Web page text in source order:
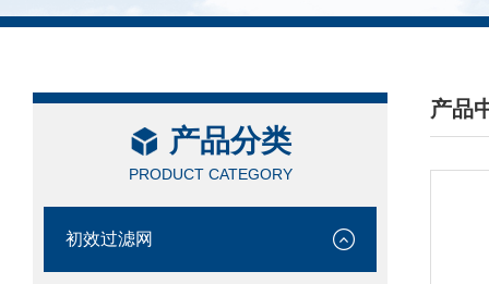
产品分类
PRODUCT CATEGORY
初效过滤网
产品
/